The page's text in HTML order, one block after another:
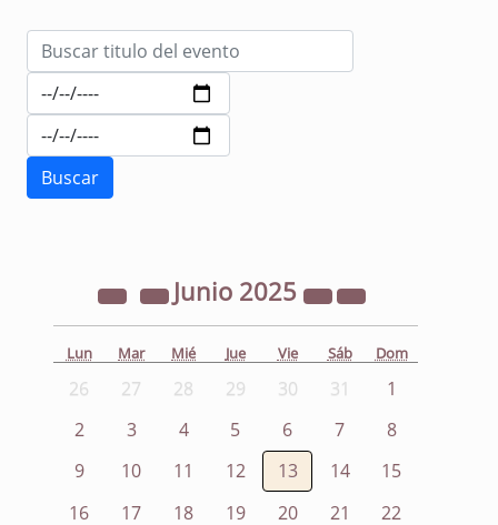
Junio 2025
Lun Mar Mié Jue Vie Sáb Dom
26 27 28 29 30 31
1
2
3 4 5 6 7
8
9
10 11 12 13 14
15
16
17 18 19 20 21
22